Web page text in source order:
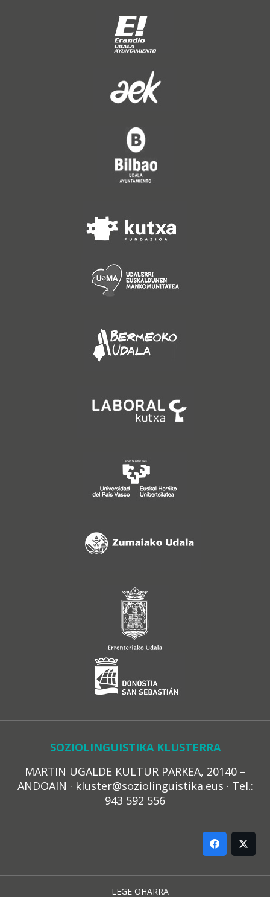
SOZIOLINGUISTIKA KLUSTERRA
MARTIN UGALDE KULTUR PARKEA, 20140 –
ANDOAIN · kluster@soziolinguistika.eus · Tel.:
943 592 556
LEGE OHARRA